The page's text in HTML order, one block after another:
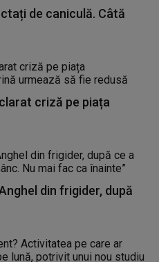
de caniculă. Câtă
criză pe piața
din frigider, după